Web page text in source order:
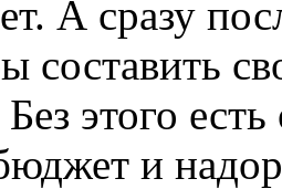
А сразу
составить
этого есть
и